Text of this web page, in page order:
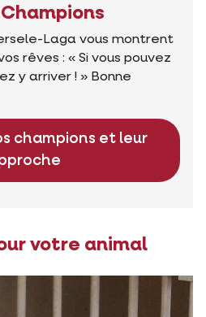
Laga vous montrent
rêves : « Si vous pouvez
y arriver ! » Bonne
champions et leur
votre animal